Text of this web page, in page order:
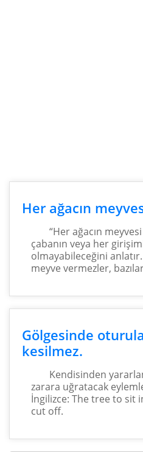
Her ağacın
“Her ağacın
çabanın veya her
olmayabileceğini
meyve vermezler,
Gölgesinde
kesilmez.
Kendisinden
zarara uğratacak
İngilizce: The tree to sit
cut off.